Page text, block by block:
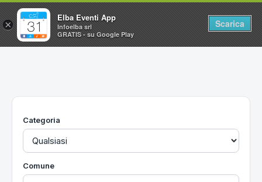
Home
Utilità
Categoria
Comune
×
Elba Eventi App
Infoelba srl
GRATIS - su Google Play
Scarica